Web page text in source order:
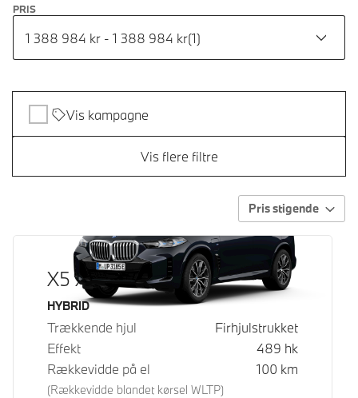
PRIS
1 388 984 kr - 1 388 984 kr(1)
Vis kampagne
Vis flere filtre
Pris stigende
X5 xDrive50e
Brændstof
HYBRID
Trækkende hjul
Firhjulstrukket
Effekt
489 hk
Rækkevidde på el
(Rækkevidde blandet kørsel WLTP)
100 km